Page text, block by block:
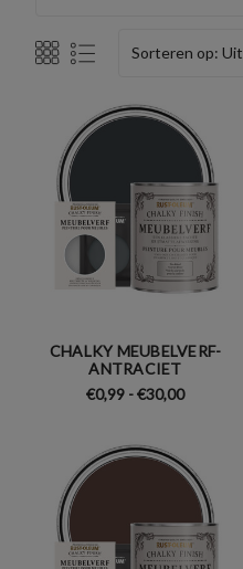
Sorteren op:
CHALKY MEUBELVERF-
ANTRACIET
€0,99 - €30,00